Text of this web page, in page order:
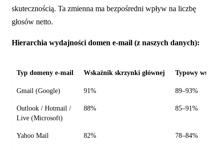
skutecznością. Ta zmienna ma bezpośredni wpływ na liczbę
głosów netto.
Hierarchia wydajności domen e-mail (z naszych danych):
Typ domeny e-mail Wskaźnik skrzynki głównej Typowy
Gmail (Google) 91% 89–93%
Outlook / Hotmail /
Live (Microsoft)
88% 85–91%
Yahoo Mail 82% 78–84%